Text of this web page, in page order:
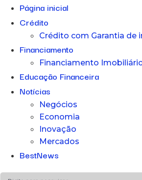
Página inicial
Crédito
Crédito com Garantia de
Financiamento
Financiamento
Educação Financeira
Notícias
Negócios
Economia
Inovação
Mercados
BestNews